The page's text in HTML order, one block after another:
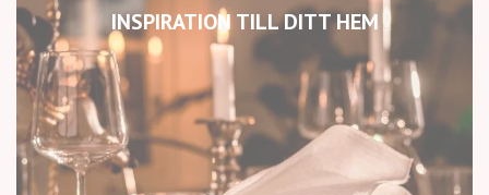
INSPIRATION TILL DITT HEM